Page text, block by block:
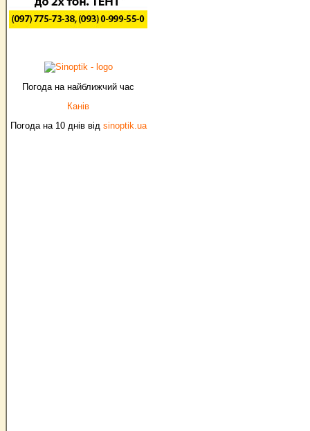
Погода на найближчий час
Канів
Погода на 10 днів від sinoptik.ua